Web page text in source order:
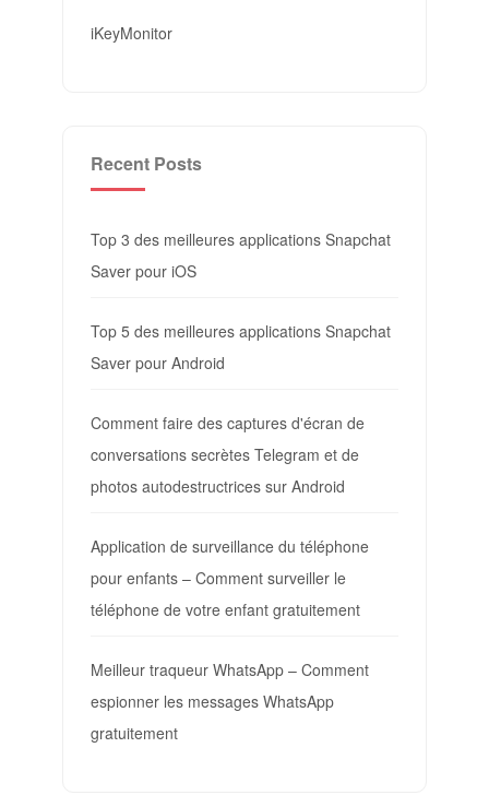
iKeyMonitor
Recent Posts
Top 3 des meilleures applications Snapchat
Saver pour iOS
Top 5 des meilleures applications Snapchat
Saver pour Android
Comment faire des captures d'écran de
conversations secrètes Telegram et de
photos autodestructrices sur Android
Application de surveillance du téléphone
pour enfants – Comment surveiller le
téléphone de votre enfant gratuitement
Meilleur traqueur WhatsApp – Comment
espionner les messages WhatsApp
gratuitement